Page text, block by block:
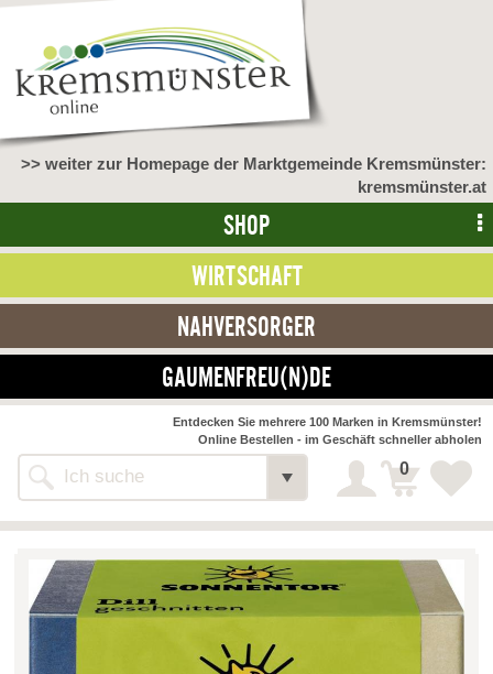
>> weiter zur Homepage der Marktgemeinde Kremsmünster:
kremsmünster.at
SHOP
WIRTSCHAFT
NAHVERSORGER
GAUMENFREU(N)DE
Alle Webseiten
Entdecken Sie mehrere 100 Marken in Kremsmünster!
Online Bestellen - im Geschäft schneller abholen
0
NAHVERSORGER
>> Bauernmarkt << Detail
Bäckerei-Konditorei-Café
Biohof Öllinger Detail
Fleischerei Hüthmayr
Detail